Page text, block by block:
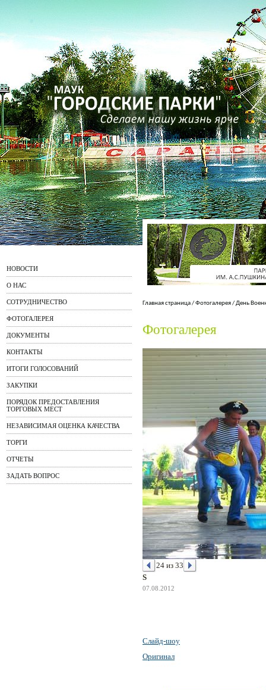
НОВОСТИ
О НАС
СОТРУДНИЧЕСТВО
ФОТОГАЛЕРЕЯ
ДОКУМЕНТЫ
КОНТАКТЫ
ИТОГИ ГОЛОСОВАНИЙ
ЗАКУПКИ
ПОРЯДОК ПРЕДОСТАВЛЕНИЯ
ТОРГОВЫХ МЕСТ
НЕЗАВИСИМАЯ ОЦЕНКА КАЧЕСТВА
ТОРГИ
ОТЧЕТЫ
ЗАДАТЬ ВОПРОС
Главная страница/Фотогалерея/День
Фотогалерея
24 из 33
S
07.08.2012
Слайд-шоу
Оригинал